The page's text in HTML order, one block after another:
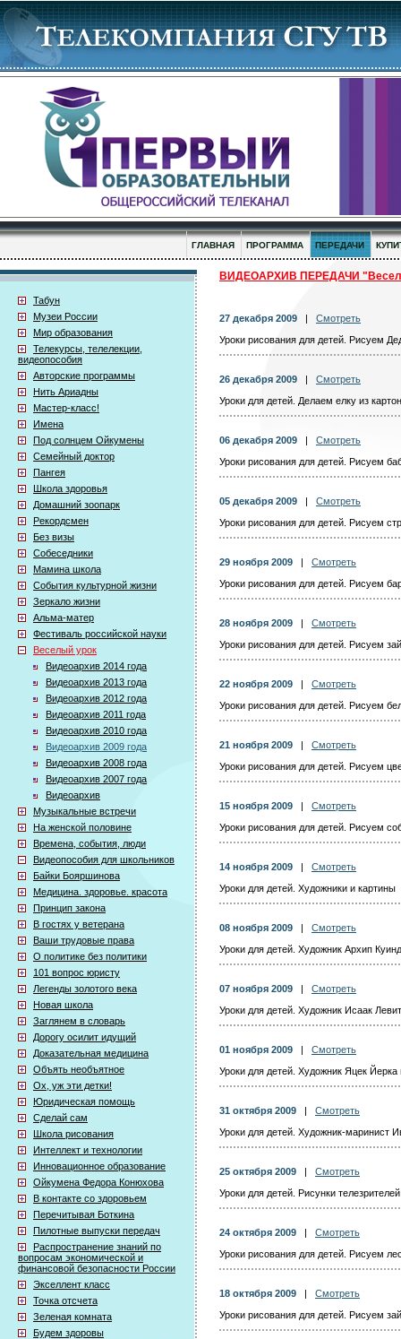
ГЛАВНАЯ ПРОГРАММА ПЕРЕДАЧИ
Табун
Музеи России
Мир образования
Телекурсы, телелекции,
видеопособия
Авторские программы
Нить Ариадны
Мастер-класс!
Имена
Под солнцем Ойкумены
Семейный доктор
Пангея
Школа здоровья
Домашний зоопарк
Рекордсмен
Без визы
Собеседники
Мамина школа
События культурной жизни
Зеркало жизни
Альма-матер
Фестиваль российской науки
Веселый урок
Видеоархив 2014 года
Видеоархив 2013 года
Видеоархив 2012 года
Видеоархив 2011 года
Видеоархив 2010 года
Видеоархив 2009 года
Видеоархив 2008 года
Видеоархив 2007 года
Видеоархив
Музыкальные встречи
На женской половине
Времена, события, люди
Видеопособия для школьников
Байки Бояршинова
Медицина. здоровье. красота
Принцип закона
В гостях у ветерана
Ваши трудовые права
О политике без политики
101 вопрос юристу
Легенды золотого века
Новая школа
Заглянем в словарь
Дорогу осилит идущий
Доказательная медицина
Объять необъятное
Ох, уж эти детки!
Юридическая помощь
Сделай сам
Школа рисования
Интеллект и технологии
Инновационное образование
Ойкумена Федора Конюхова
В контакте со здоровьем
Перечитывая Боткина
Пилотные выпуски передач
Распространение знаний по
вопросам экономической и
финансовой безопасности России
Экселлент класс
Точка отсчета
Зеленая комната
Будем здоровы
ВИДЕОАРХИВ ПЕРЕДАЧИ
27 декабря 2009
Смотреть
Уроки рисования для детей. Рисуем
26 декабря 2009
Смотреть
Уроки для детей. Делаем елку из
06 декабря 2009
Смотреть
Уроки рисования для детей. Рисуем
05 декабря 2009
Смотреть
Уроки рисования для детей. Рисуем
29 ноября 2009
Смотреть
Уроки рисования для детей. Рисуем
28 ноября 2009
Смотреть
Уроки рисования для детей. Рисуем
22 ноября 2009
Смотреть
Уроки рисования для детей. Рисуем
21 ноября 2009
Смотреть
Уроки рисования для детей. Рисуем
15 ноября 2009
Смотреть
Уроки рисования для детей. Рисуем
14 ноября 2009
Смотреть
Уроки для детей. Художники и картины
08 ноября 2009
Смотреть
Уроки для детей. Художник Архип
07 ноября 2009
Смотреть
Уроки для детей. Художник Исаак
01 ноября 2009
Смотреть
Уроки для детей. Художник Яцек Йерка
31 октября 2009
Смотреть
Уроки для детей. Художник-маринист
25 октября 2009
Смотреть
Уроки для детей. Рисунки телезрителей
24 октября 2009
Смотреть
Уроки рисования для детей. Рисуем
18 октября 2009
Смотреть
Уроки рисования для детей. Рисуем